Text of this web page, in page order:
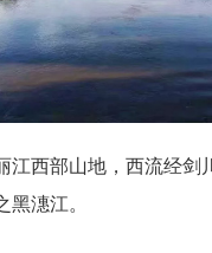
江西部山地，西流经剑
黑潓江。